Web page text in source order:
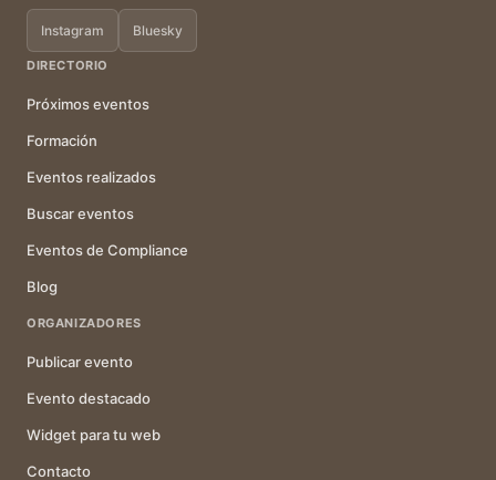
Instagram Bluesky
DIRECTORIO
Próximos eventos
Formación
Eventos realizados
Buscar eventos
Eventos de Compliance
Blog
ORGANIZADORES
Publicar evento
Evento destacado
Widget para tu web
Contacto